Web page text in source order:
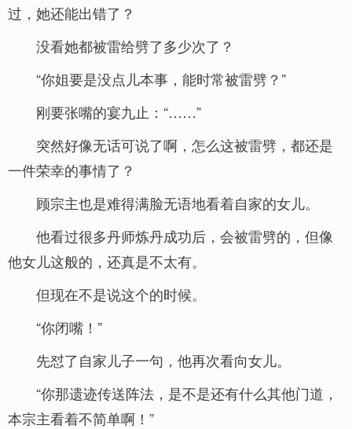
过，她还能出错了？
没看她都被雷给劈了多少次了？
“你姐要是没点儿本事，能时常被雷劈？”
刚要张嘴的宴九止：“……”
突然好像无话可说了啊，怎么这被雷劈，都还是
一件荣幸的事情了？
顾宗主也是难得满脸无语地看着自家的女儿。
他看过很多丹师炼丹成功后，会被雷劈的，但像
他女儿这般的，还真是不太有。
但现在不是说这个的时候。
“你闭嘴！”
先怼了自家儿子一句，他再次看向女儿。
“你那遗迹传送阵法，是不是还有什么其他门道，
本宗主看着不简单啊！”